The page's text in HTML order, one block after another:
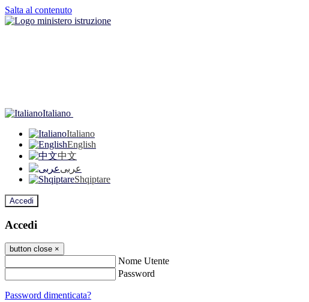
Salta al contenuto
Italiano
Italiano
English
中文
عربى
Shqiptare
Accedi
Accedi
button close ×
Nome Utente
Password
Password dimenticata?